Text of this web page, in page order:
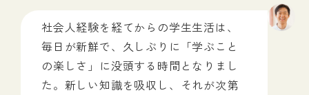
社会人経験を経てからの学生生活は、
毎日が新鮮で、久しぶりに「学ぶこと
の楽しさ」に没頭する時間となりまし
た。新しい知識を吸収し、それが次第